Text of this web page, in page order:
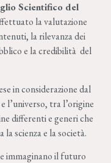
Scientifico del
la valutazione
la rilevanza dei
e la credibilità del
in considerazione dal
l’universo, tra l’origine
differenti e generi che
scienza e la società.
immaginano il futuro